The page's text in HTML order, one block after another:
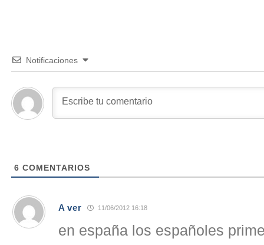
Notificaciones
6 COMENTARIOS
A ver 11/06/2012 16:18
en españa los españoles